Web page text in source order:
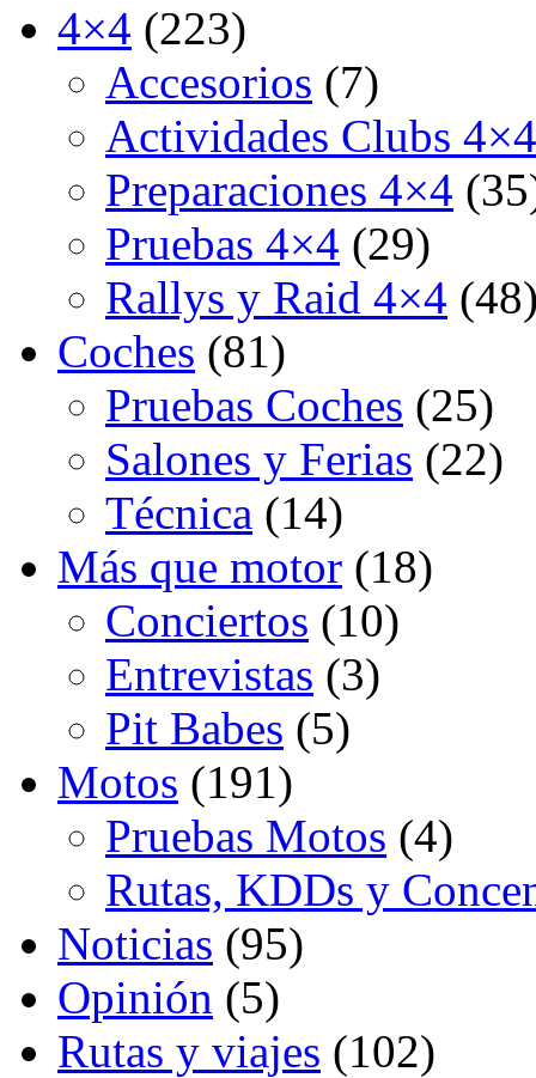
4×4 (223)
Accesorios (7)
Actividades Clubs 4×4
Preparaciones 4×4
Pruebas 4×4 (29)
Rallys y Raid 4×4
Coches (81)
Pruebas Coches (25)
Salones y Ferias (22)
Técnica (14)
Más que motor (18)
Conciertos (10)
Entrevistas (3)
Pit Babes (5)
Motos (191)
Pruebas Motos (4)
Rutas, KDDs y
Noticias (95)
Opinión (5)
Rutas y viajes (102)